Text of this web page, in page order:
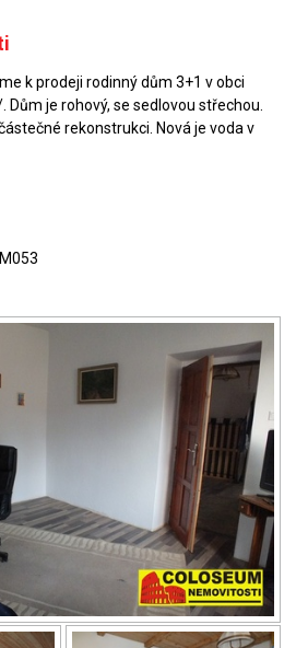
k prodeji rodinný dům 3+1 v obci
je rohový, se sedlovou střechou.
rekonstrukci. Nová je voda v